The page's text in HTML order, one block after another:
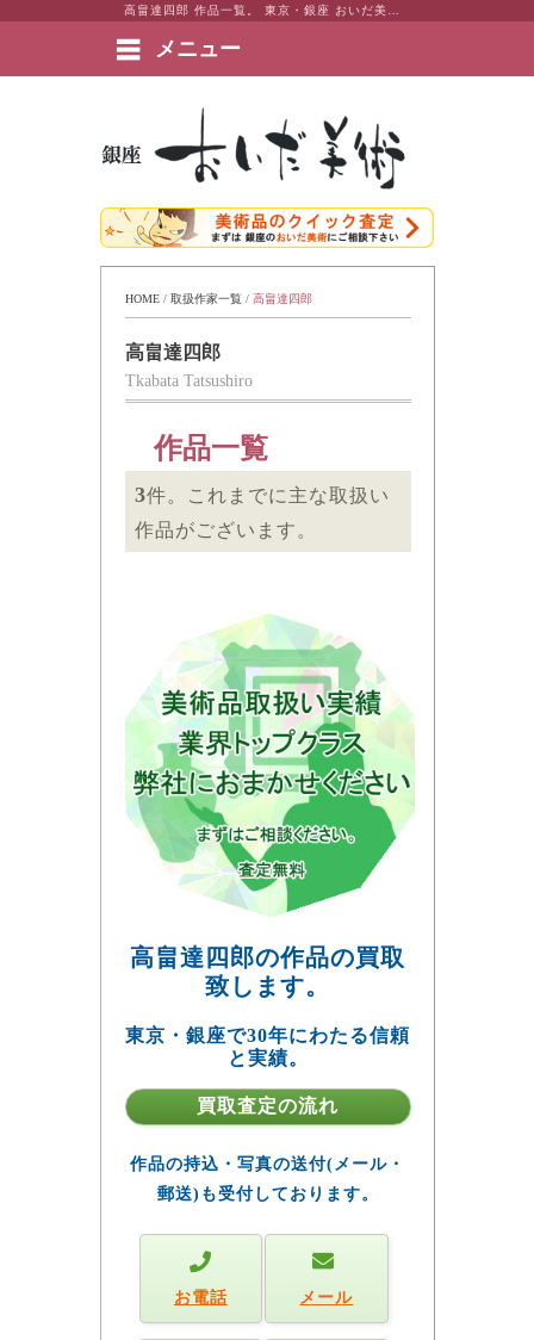
メニュー
絵画など美術品の販売と買取 | 東京・銀座 おいだ美術
HOME / 取扱作家一覧 / 高畠達四郎
高畠達四郎
Tkabata Tatsushiro
作品一覧
3件。これまでに主な取扱い
作品がございます。
高畠達四郎の作品の買取
致します。
東京・銀座で30年にわたる信頼
と実績。
買取査定の流れ
作品の持込・写真の送付(メール・
郵送)も受付しております。
お電話 メール